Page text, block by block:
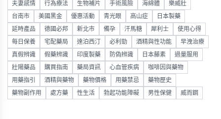
夫妻感情 行為療法 生物補片 手術風險 海綿體 樂威壯
台南市 美國黑金 優惠活動 青光眼 高山症 日本製藥
延時產品 德國必邦 新北市 備孕 汗馬糖 犀利士 使用心得
每日保養 宅配藥局 達泊西汀 必利勁 酒精與性功能 早洩治療
真假辨識 假藥辨識 印度製藥 防偽辨識 日本藤素 過量服用
壯陽藥品 購買指南 藥局資訊 心血管疾病 咖啡因與藥物
用藥指引 酒精與藥物 藥物價格 用藥禁忌 藥物歷史
藥物副作用 處方藥 性生活 勃起功能障礙 男性保健 威而鋼